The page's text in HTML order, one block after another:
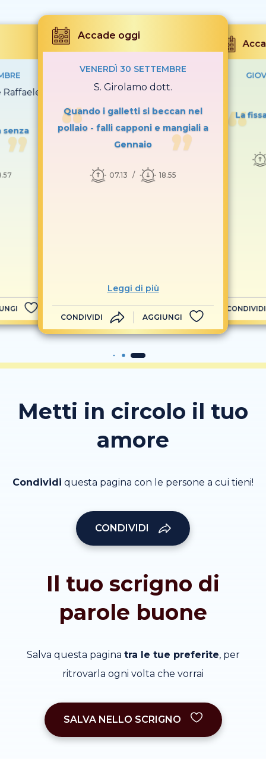
Raffaele
senza
Accade oggi
VENERDÌ 30 SETTEMBRE
S. Girolamo dott.
Quando i galletti si beccan nel
pollaio - falli capponi e mangiali a
Gennaio
07.13 18.55
Leggi di più
CONDIVIDI AGGIUNGI
La
CONDIVIDI
Metti in circolo il tuo
amore
Condividi questa pagina con le persone a cui tieni!
CONDIVIDI
Il tuo scrigno di
parole buone
Salva questa pagina tra le tue preferite, per
ritrovarla ogni volta che vorrai
SALVA NELLO SCRIGNO